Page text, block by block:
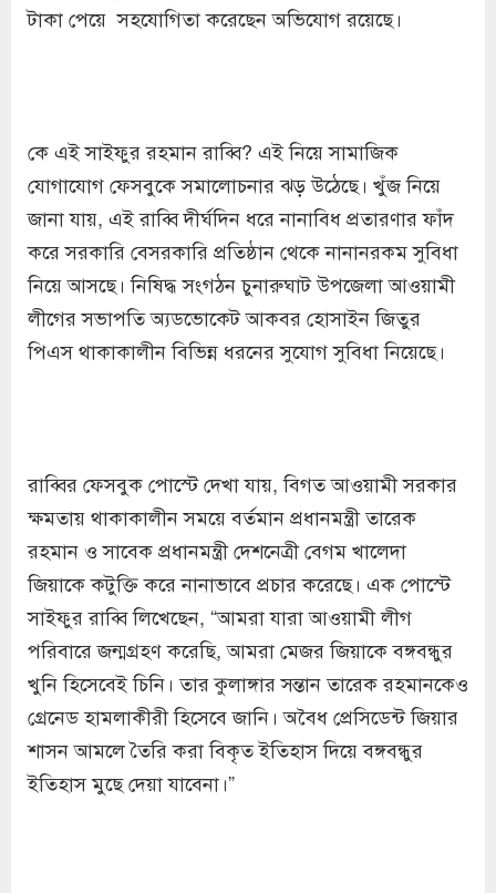
টাকা পেয়ে সহযোগিতা করেছেন অভিযোগ রয়েছে।
কে এই সাইফুর রহমান রাব্বি? এই নিয়ে সামাজিক
যোগাযোগ ফেসবুকে সমালোচনার ঝড় উঠেছে। খুঁজ নিয়ে
জানা যায়, এই রাব্বি দীর্ঘদিন ধরে নানাবিধ প্রতারণার ফাঁদ
করে সরকারি বেসরকারি প্রতিষ্ঠান থেকে নানানরকম সুবিধা
নিয়ে আসছে। নিষিদ্ধ সংগঠন চুনারুঘাট উপজেলা আওয়ামী
লীগের সভাপতি অ্যডভোকেট আকবর হোসাইন জিতুর
পিএস থাকাকালীন বিভিন্ন ধরনের সুযোগ সুবিধা নিয়েছে।
রাব্বির ফেসবুক পোস্টে দেখা যায়, বিগত আওয়ামী সরকার
ক্ষমতায় থাকাকালীন সময়ে বর্তমান প্রধানমন্ত্রী তারেক
রহমান ও সাবেক প্রধানমন্ত্রী দেশনেত্রী বেগম খালেদা
জিয়াকে কটুক্তি করে নানাভাবে প্রচার করেছে। এক পোস্টে
সাইফুর রাব্বি লিখেছেন, “আমরা যারা আওয়ামী লীগ
পরিবারে জন্মগ্রহণ করেছি, আমরা মেজর জিয়াকে বঙ্গবন্ধুর
খুনি হিসেবেই চিনি। তার কুলাঙ্গার সন্তান তারেক রহমানকেও
গ্রেনেড হামলাকীরী হিসেবে জানি। অবৈধ প্রেসিডেন্ট জিয়ার
শাসন আমলে তৈরি করা বিকৃত ইতিহাস দিয়ে বঙ্গবন্ধুর
ইতিহাস মুছে দেয়া যাবেনা।”